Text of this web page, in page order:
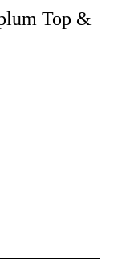
Top &